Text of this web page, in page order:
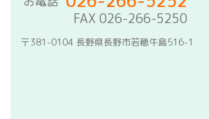
FAX 026-266-5250
〒381-0104 長野県長野市若穂牛島516-1